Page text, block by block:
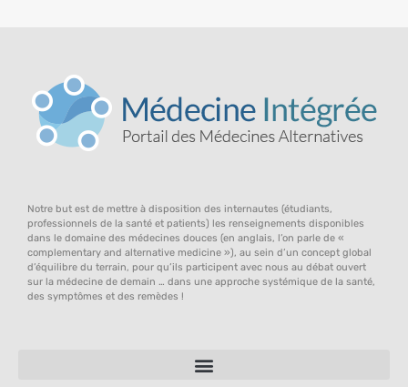
Notre but est de mettre à disposition des internautes (étudiants,
professionnels de la santé et patients) les renseignements disponibles
dans le domaine des médecines douces (en anglais, l’on parle de «
complementary and alternative medicine »), au sein d’un concept global
d’équilibre du terrain, pour qu’ils participent avec nous au débat ouvert
sur la médecine de demain … dans une approche systémique de la santé,
des symptômes et des remèdes !